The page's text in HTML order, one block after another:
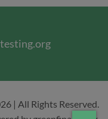
| All Rights Reserved.